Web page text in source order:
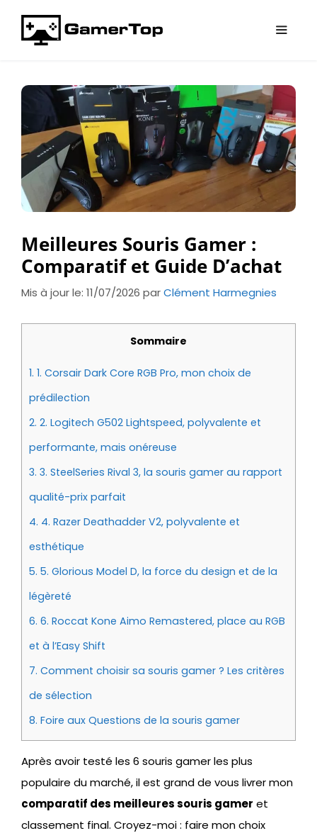
Meilleures Souris Gamer :
Comparatif et Guide D’achat
Mis à jour le: 11/07/2026 parClément Harmegnies
Sommaire
1. 1. Corsair Dark Core RGB Pro, mon choix de
prédilection
2. 2. Logitech G502 Lightspeed, polyvalente et
performante, mais onéreuse
3. 3. SteelSeries Rival 3, la souris gamer au rapport
qualité-prix parfait
4. 4. Razer Deathadder V2, polyvalente et
esthétique
5. 5. Glorious Model D, la force du design et de la
légèreté
6. 6. Roccat Kone Aimo Remastered, place au RGB
et à l’Easy Shift
7. Comment choisir sa souris gamer ? Les critères
de sélection
8. Foire aux Questions de la souris gamer
Après avoir testé les 6 souris gamer les plus
populaire du marché, il est grand de vous livrer mon
comparatif des meilleures souris gamer et
classement final. Croyez-moi : faire mon choix